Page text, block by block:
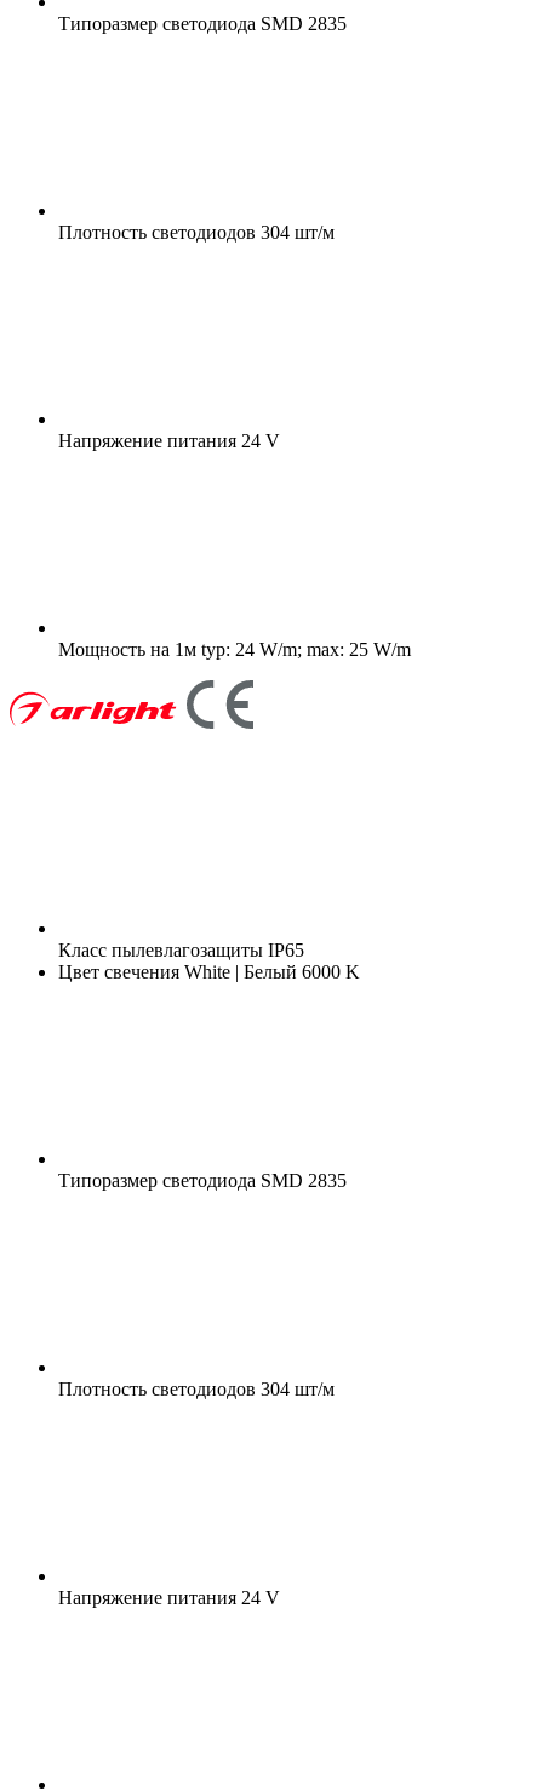
Типоразмер светодиода SMD 2835
Плотность светодиодов 304 шт/м
Напряжение питания 24 V
Мощность на 1м typ: 24 W/m; max: 25 W/m
Класс пылевлагозащиты IP65
Цвет свечения White | Белый 6000 K
Типоразмер светодиода SMD 2835
Плотность светодиодов 304 шт/м
Напряжение питания 24 V